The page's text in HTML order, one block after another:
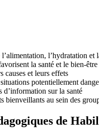
l’hydratation et
la santé et le bien-être
causes et leurs effets
potentiellement
d’information sur la santé
bienveillants au sein des
de